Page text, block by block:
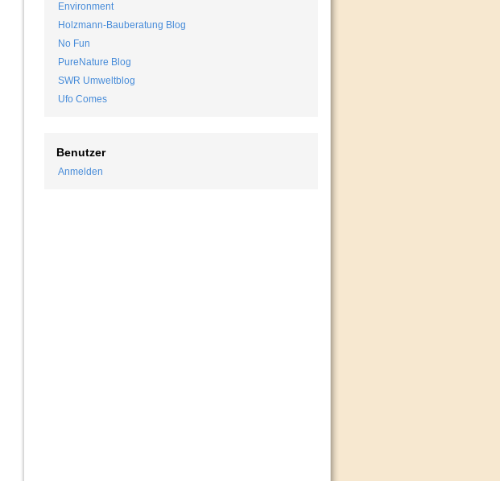
Environment
Holzmann-Bauberatung Blog
No Fun
PureNature Blog
SWR Umweltblog
Ufo Comes
Benutzer
Anmelden